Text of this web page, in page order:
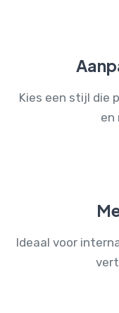
Kies een stijl die
en
Ideaal voor